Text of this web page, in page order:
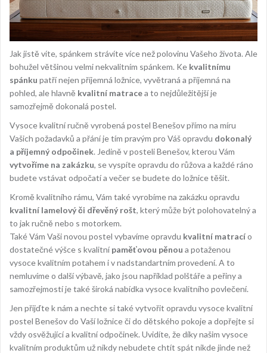
Jak jistě víte, spánkem strávíte více než polovinu Vašeho života. Ale
bohužel většinou velmi nekvalitním spánkem. Ke kvalitnímu
spánku patří nejen příjemná ložnice, vyvětraná a příjemná na
pohled, ale hlavně kvalitní matracea to nejdůležitější je
samozřejmě dokonalá postel.
Vysoce kvalitní ručně vyrobená postel Benešov přímo na míru
Vašich požadavků a přání je tím pravým pro Váš opravdu dokonalý
a příjemný odpočinek. Jedině v posteli Benešov, kterou Vám
vytvoříme na zakázku, se vyspíte opravdu do růžova a každé ráno
budete vstávat odpočatí a večer se budete do ložnice těšit.
Kromě kvalitního rámu, Vám také vyrobíme na zakázku opravdu
kvalitní lamelový či dřevěný rošt, který může být polohovatelný a
to jak ručně nebo s motorkem.
Také Vám Vaši novou postel vybavíme opravdu kvalitní matracío
dostatečné výšce s kvalitní paměťovou pěnou a potaženou
vysoce kvalitním potahem i v nadstandartním provedení. A to
nemluvíme o další výbavě, jako jsou například polštáře a peřiny a
samozřejmostí je také široká nabídka vysoce kvalitního povlečení.
Jen přijďte k nám a nechte si také vytvořit opravdu vysoce kvalitní
postel Benešovdo Vaší ložnice či do dětského pokoje a dopřejte si
vždy osvěžující a kvalitní odpočinek. Uvidíte, že díky našim vysoce
kvalitním produktům už nikdy nebudete chtít spát nikde jinde než